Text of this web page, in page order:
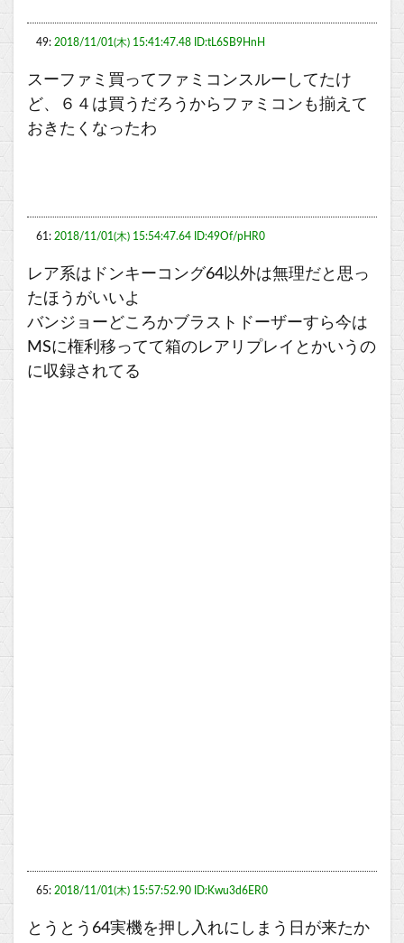
49: 2018/11/01(木) 15:41:47.48 ID:tL6SB9HnH
スーファミ買ってファミコンスルーしてたけ
ど、６４は買うだろうからファミコンも揃えて
おきたくなったわ
61: 2018/11/01(木) 15:54:47.64 ID:49Of/pHR0
レア系はドンキーコング64以外は無理だと思っ
たほうがいいよ
バンジョーどころかブラストドーザーすら今は
MSに権利移ってて箱のレアリプレイとかいうの
に収録されてる
65: 2018/11/01(木) 15:57:52.90 ID:Kwu3d6ER0
とうとう64実機を押し入れにしまう日が来たか